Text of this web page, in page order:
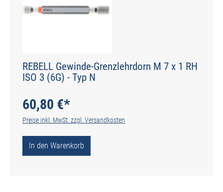
REBELL Gewinde-Grenzlehrdorn M 7 x 1 RH
ISO 3 (6G) - Typ N
60,80 €*
Preise inkl. MwSt. zzgl. Versandkosten
In den Warenkorb